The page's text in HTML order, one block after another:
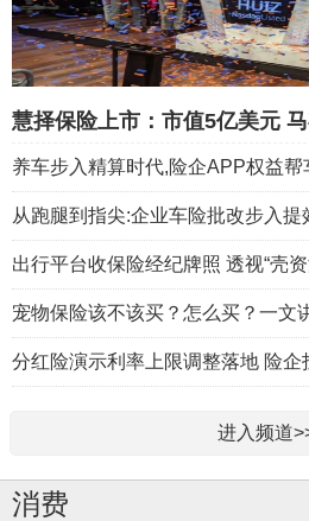
养车步入精算时代,险企APP权益帮
从跑腿到指尖:企业车险批改步入提
出行平台收保险经纪牌照 透视“壳
宠物保险该不该买？怎么买？一文
分红险演示利率上限调整落地 险企
进入频道
消费